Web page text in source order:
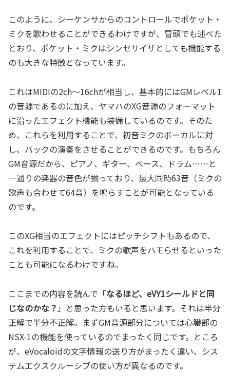
このように、シーケンサからのコントロールでポケット・
ミクを歌わせることができるわけですが、冒頭でも述べた
とおり、ポケット・ミクはシンセサイザとしても機能する
のも大きな特徴となっています。
これはMIDIの2ch～16chが相当し、基本的にはGMレベル1
の音源であるのに加え、ヤマハのXG音源のフォーマット
に沿ったエフェクト機能も装備しているのです。そのた
め、これらを利用することで、初音ミクのボーカルに対
し、バックの演奏をさせることができるのです。もちろん
GM音源だから、ピアノ、ギター、ベース、ドラム……と
一通りの楽器の音色が揃っており、最大同時63音（ミクの
歌声も合わせて64音）を鳴らすことが可能となっている
のです。
このXG相当のエフェクトにはピッチシフトもあるので、
これを利用することで、ミクの歌声をハモらせるといった
ことも可能になるわけですね。
ここまでの内容を読んで「なるほど、eVY1シールドと同
じなのかな？ 」と思った方もいると思います。それは半分
正解で半分不正解。まずGM音源部分については心臓部の
NSX-1の機能を使っているのでまったく同じです。ところ
が、eVocaloidの文字情報の送り方がまったく違い、シス
テムエクスクルーシブの使い方が異なるのです。